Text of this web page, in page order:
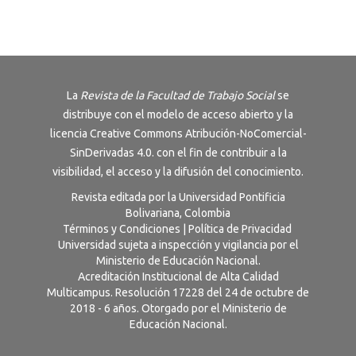
La Revista de la Facultad de Trabajo Socialse
distribuye con el modelo de acceso abierto y la
licencia Creative Commons Atribución-NoComercial-
SinDerivadas 4.0. con el fin de contribuir a la
visibilidad, el acceso y la difusión del conocimiento.
Revista editada por la Universidad Pontificia
Bolivariana, Colombia
Términos y Condiciones
Política de Privacidad
Universidad sujeta a inspección y vigilancia por el
Ministerio de Educación Nacional.
Acreditación Institucional de Alta Calidad
Multicampus. Resolución 17228 del 24 de octubre de
2018 - 6 años. Otorgado por el Ministerio de
Educación Nacional.